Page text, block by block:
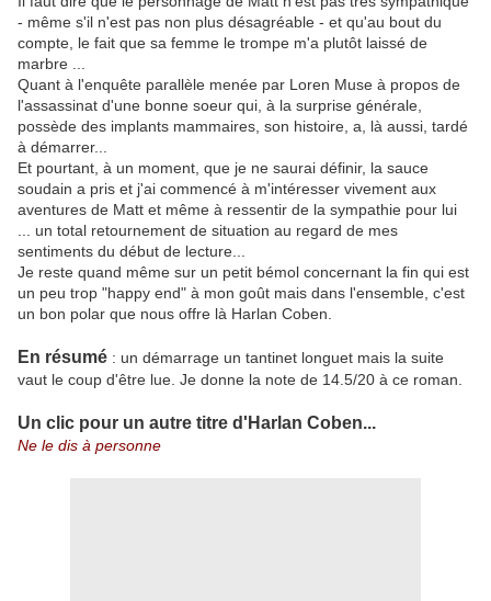
- même s'il n'est pas non plus désagréable - et qu'au bout du
compte, le fait que sa femme le trompe m'a plutôt laissé de
marbre ...
Quant à l'enquête parallèle menée par Loren Muse à propos de
l'assassinat d'une bonne soeur qui, à la surprise générale,
possède des implants mammaires, son histoire, a, là aussi, tardé
à démarrer...
Et pourtant, à un moment, que je ne saurai définir, la sauce
soudain a pris et j'ai commencé à m'intéresser vivement aux
aventures de Matt et même à ressentir de la sympathie pour lui
... un total retournement de situation au regard de mes
sentiments du début de lecture...
Je reste quand même sur un petit bémol concernant la fin qui est
un peu trop "happy end" à mon goût mais dans l'ensemble, c'est
un bon polar que nous offre là Harlan Coben.
En résumé : un démarrage un tantinet longuet mais la suite
vaut le coup d'être lue. Je donne la note de 14.5/20 à ce roman.
Un clic pour un autre titre d'Harlan Coben...
Ne le dis à personne